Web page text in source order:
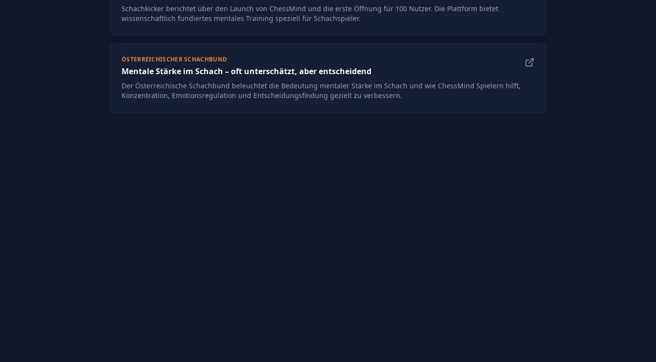
Schachkicker berichtet über den Launch von ChessMind und die erste Öffnung für 100 Nutzer. Die Plattform bietet
wissenschaftlich fundiertes mentales Training speziell für Schachspieler.
ÖSTERREICHISCHER SCHACHBUND
Mentale Stärke im Schach – oft unterschätzt, aber entscheidend
Der Österreichische Schachbund beleuchtet die Bedeutung mentaler Stärke im Schach und wie ChessMind Spielern hilft,
Konzentration, Emotionsregulation und Entscheidungsfindung gezielt zu verbessern.